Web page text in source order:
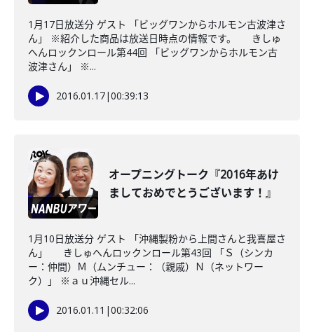
1月17日放送分 ゲスト 「ビッグワンからホルモン古波津さ
ん」 ※紹介した商品は放送日時点の情報です。 きしゅ
へんロックンロール第44回 「ビッグワンからホルモン古
波津さん」 ※...
2016.01.17|00:39:13
オープニングトーク『2016年あけ
ましておめでとうございます！』
1月10日放送分 ゲスト 「沖縄製粉から上間さんと我喜屋さ
ん」 きしゅへんロックンロール第43回 「Ｓ（シンカ
ー：仲間）Ｍ（ムンチュー：（親戚）Ｎ（ネットワー
ク）」 ※ａｕ沖縄セル...
2016.01.11 |00:32:06